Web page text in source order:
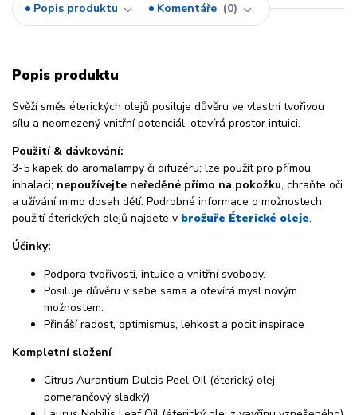
Popis produktu Komentáře 0
Popis produktu
Svěží směs éterických olejů posiluje důvěru ve vlastní tvořivou
sílu a neomezený vnitřní potenciál, otevírá prostor intuici.
Použití & dávkování:
3-5 kapek do aromalampy či difuzéru; lze použít pro přímou
inhalaci; nepoužívejte neředěné přímo na pokožku, chraňte oči
a užívání mimo dosah dětí. Podrobné informace o možnostech
použití éterických olejů najdete v brožuře Éterické oleje.
Účinky:
Podpora tvořivosti, intuice a vnitřní svobody.
Posiluje důvěru v sebe sama a otevírá mysl novým
možnostem.
Přináší radost, optimismus, lehkost a pocit inspirace
Kompletní složení
Citrus Aurantium Dulcis Peel Oil (éterický olej
pomerančový sladký)